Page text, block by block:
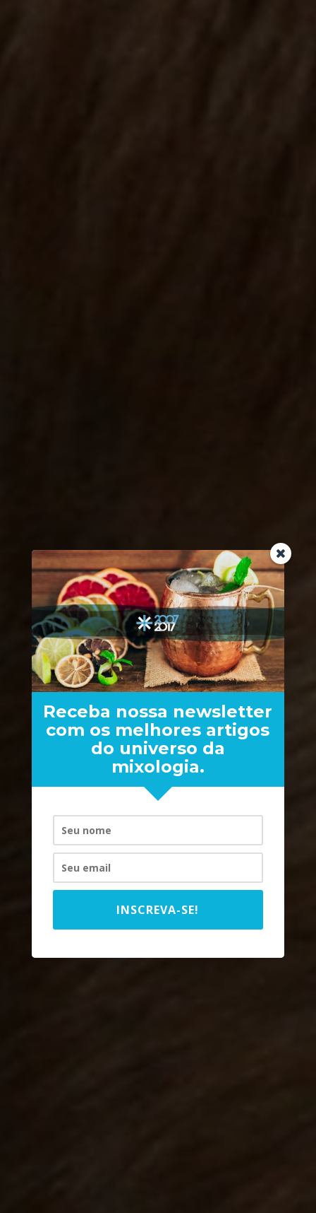
DIA DOS NAMORADOS
Receba nossa newsletter
com os melhores artigos
do universo da
mixologia.
INSCREVA-SE!